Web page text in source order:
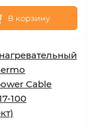
В корзину
Cable
100